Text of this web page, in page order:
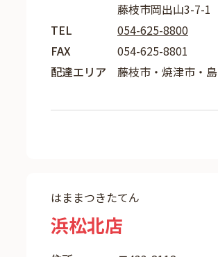
藤枝市岡出山3-7-1
TEL
054-625-8800
FAX
054-625-8801
配達エリア
藤枝市・焼津市・
はままつきたてん
浜松北店